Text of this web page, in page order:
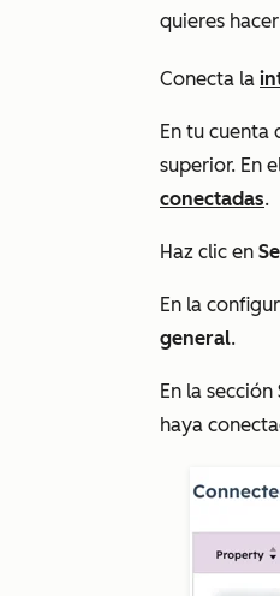
quieres
Conecta la
En tu cuenta
superior. En
conectadas.
Haz clic en
En la
general.
En la sección
haya